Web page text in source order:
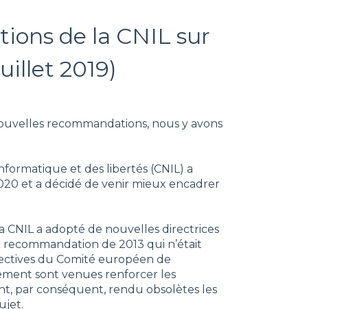
de la CNIL sur
2019)
recommandations, nous y avons
et des libertés (CNIL) a
et a décidé de venir mieux encadrer
CNIL a adopté de nouvelles directrices
de 2013 qui n’était
du Comité européen de
sont venues renforcer les
par conséquent, rendu obsolètes les